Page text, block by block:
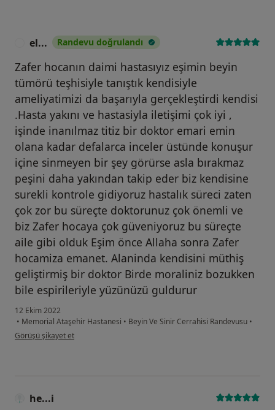
el... Randevu doğrulandı
Zafer hocanın daimi hastasıyız eşimin beyin
tümörü teşhisiyle tanıştık kendisiyle
ameliyatimizi da başarıyla gerçekleştirdi kendisi
.Hasta yakını ve hastasiyla iletişimi çok iyi ,
işinde inanılmaz titiz bir doktor emari emin
olana kadar defalarca inceler üstünde konuşur
içine sinmeyen bir şey görürse asla bırakmaz
peşini daha yakından takip eder biz kendisine
surekli kontrole gidiyoruz hastalık süreci zaten
çok zor bu süreçte doktorunuz çok önemli ve
biz Zafer hocaya çok güveniyoruz bu süreçte
aile gibi olduk Eşim önce Allaha sonra Zafer
hocamiza emanet. Alaninda kendisini müthiş
geliştirmiş bir doktor Birde moraliniz bozukken
bile espirileriyle yüzünüzü guldurur
12 Ekim 2022
• Memorial Ataşehir Hastanesi • Beyin Ve Sinir Cerrahisi Randevusu •
kullanıcının görüşüne göre el...
Görüşü şikayet et
he...i